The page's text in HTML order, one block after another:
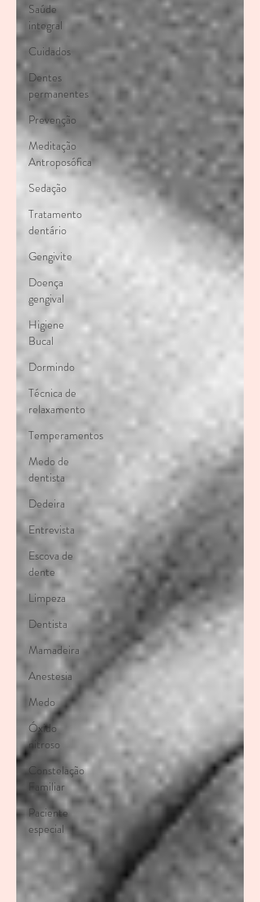
Saúde
integral
Cuidados
Dentes
permanentes
Prevenção
Meditação
Antroposófica
Sedação
Tratamento
dentário
Gengivite
Doença
gengival
Higiene
Bucal
Dormindo
Técnica de
relaxamento
Temperamentos
Medo de
dentista
Dedeira
Entrevista
Escova de
dente
Limpeza
Dentista
Mamadeira
Anestesia
Medo
Óxido
nitroso
Constelação
Familiar
Paciente
especial